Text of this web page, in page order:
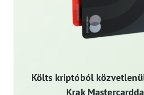
Költs kriptóból
Krak